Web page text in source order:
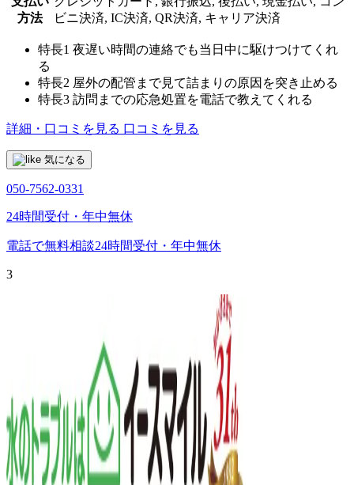
方法
ビニ決済, IC決済, QR決済, キャリア決済
特長1 夜遅い時間の連絡でも当日中に駆けつけてくれ
る
特長2 屋外の配管まで見て詰まりの原因を突き止める
特長3 訪問までの応急処置を電話で教えてくれる
詳細・口コミを見る 口コミを見る
気になる
050-7562-0331
24時間受付・年中無休
電話で無料相談24時間受付・年中無休
3